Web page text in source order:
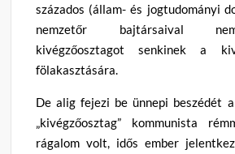
százados (állam- és jogtudományi
nemzetőr bajtársaival
kivégzőosztagot senkinek a
fölakasztására.
De alig fejezi be ünnepi beszédét
„kivégzőosztag” kommunista
rágalom volt, idős ember